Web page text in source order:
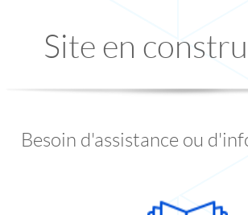
Site en
Besoin d'assistance ou